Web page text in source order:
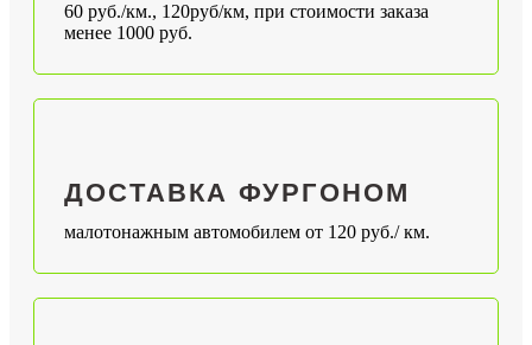
60 руб./км., 120руб/км, при стоимости заказа
менее 1000 руб.
ДОСТАВКА ФУРГОНОМ
малотонажным автомобилем от 120 руб./ км.